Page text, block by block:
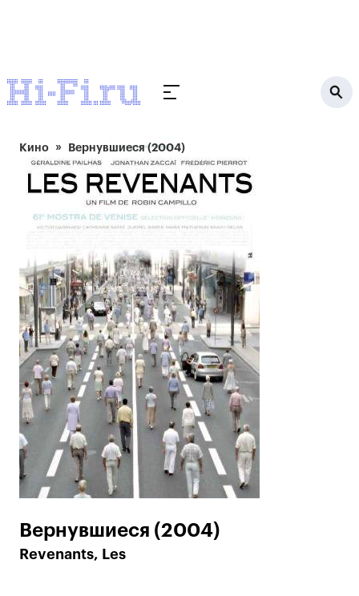
Кино Вернувшиеся (2004)
Вернувшиеся (2004)
Revenants, Les